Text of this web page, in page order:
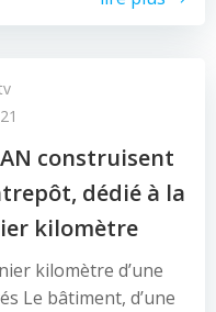
construisent
dédié à la
kilomètre
kilomètre d’une
Le bâtiment, d’une